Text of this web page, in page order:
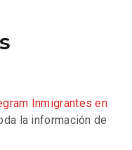
Inmigrantes en
la información de